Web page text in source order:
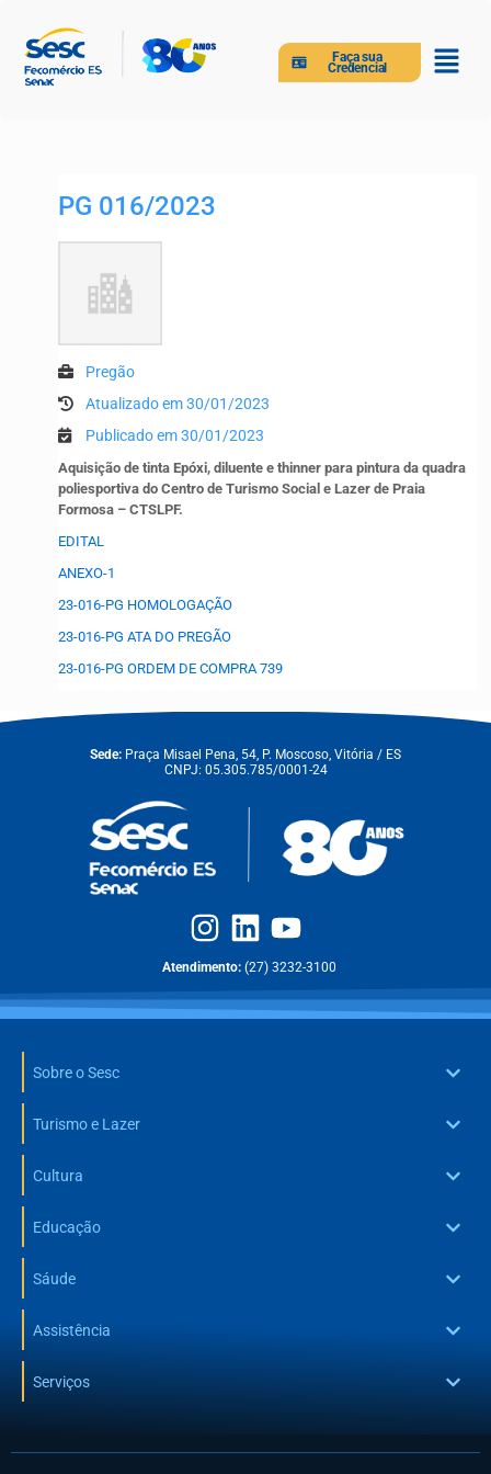
Faça sua
Credencial
PG 016/2023
Pregão
Atualizado em 30/01/2023
Publicado em 30/01/2023
Aquisição de tinta Epóxi, diluente e thinner para pintura da quadra
poliesportiva do Centro de Turismo Social e Lazer de Praia
Formosa – CTSLPF.
EDITAL
ANEXO-1
23-016-PG HOMOLOGAÇÃO
23-016-PG ATA DO PREGÃO
23-016-PG ORDEM DE COMPRA 739
Sede: Praça Misael Pena, 54, P. Moscoso, Vitória / ES
CNPJ: 05.305.785/0001-24
Atendimento: (27) 3232-3100
Sobre o Sesc
Turismo e Lazer
Cultura
Educação
Sáude
Assistência
Serviços